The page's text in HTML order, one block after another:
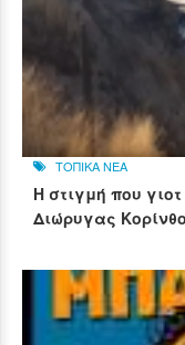
ΤΟΠΙΚΑ ΝΕΑ
Η στιγμή που
Διώρυγας